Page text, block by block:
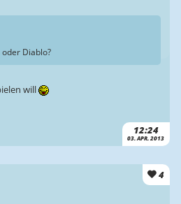
12:24
03. APR. 2013
oder Diablo?
will
4